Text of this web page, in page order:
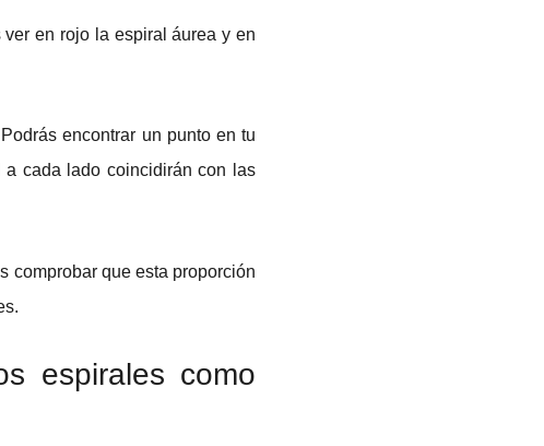
en rojo la espiral áurea y en
encontrar un punto en tu
cada lado coincidirán con las
comprobar que esta proporción
espirales como